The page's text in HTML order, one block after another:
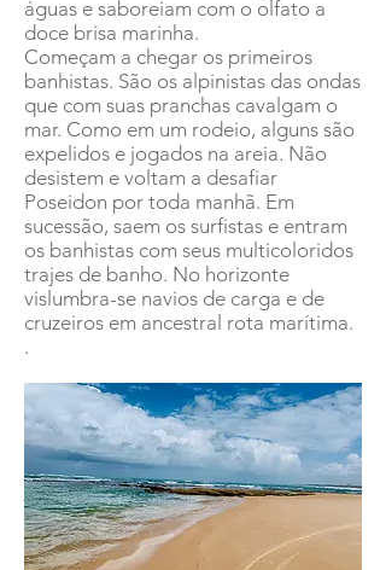
águas e saboreiam com o olfato a
doce brisa marinha.
Começam a chegar os primeiros
banhistas. São os alpinistas das ondas
que com suas pranchas cavalgam o
mar. Como em um rodeio, alguns são
expelidos e jogados na areia. Não
desistem e voltam a desafiar
Poseidon por toda manhã. Em
sucessão, saem os surfistas e entram
os banhistas com seus multicoloridos
trajes de banho. No horizonte
vislumbra-se navios de carga e de
cruzeiros em ancestral rota marítima.
.